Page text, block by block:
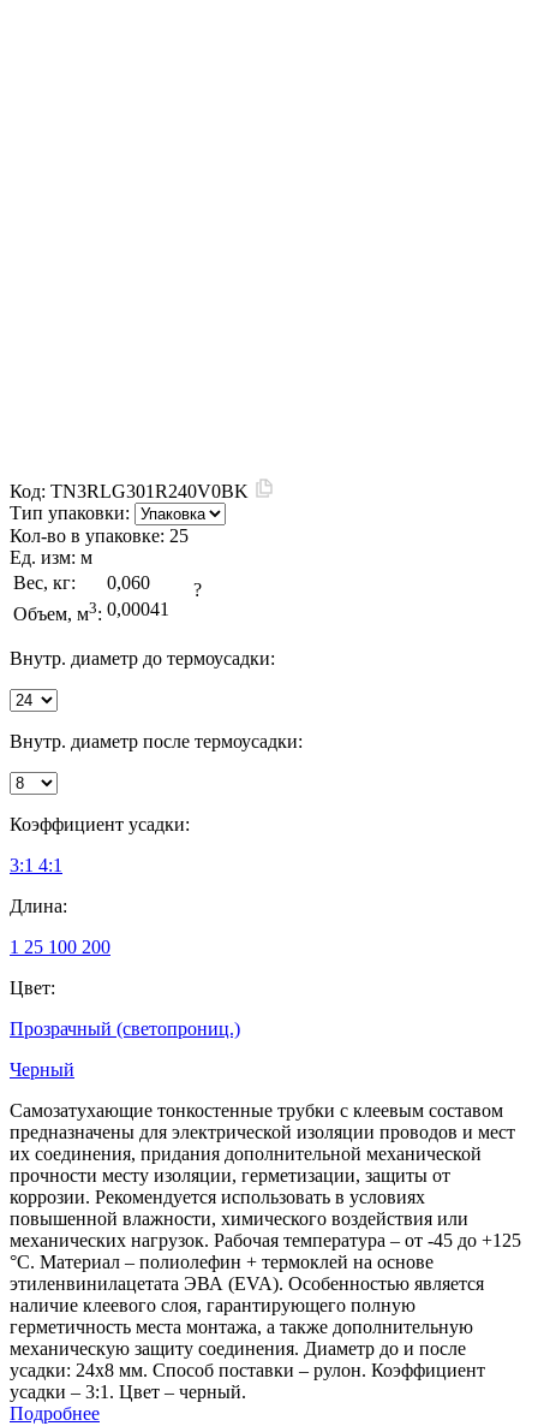
Код: TN3RLG301R240V0BK
Тип упаковки:
Кол-во в упаковке: 25
Ед. изм: м
Вес, кг:
0,060
Объем, м3: 0,00041
?
Внутр. диаметр до термоусадки:
Внутр. диаметр после термоусадки:
Коэффициент усадки:
3:1 4:1
Длина:
1 25 100 200
Цвет:
Прозрачный (светопрониц.)
Черный
Самозатухающие тонкостенные трубки с клеевым составом
предназначены для электрической изоляции проводов и мест
их соединения, придания дополнительной механической
прочности месту изоляции, герметизации, защиты от
коррозии. Рекомендуется использовать в условиях
повышенной влажности, химического воздействия или
механических нагрузок. Рабочая температура – от -45 до +125
°С. Материал – полиолефин + термоклей на основе
этиленвинилацетата ЭВА (EVA). Особенностью является
наличие клеевого слоя, гарантирующего полную
герметичность места монтажа, а также дополнительную
механическую защиту соединения. Диаметр до и после
усадки: 24х8 мм. Способ поставки – рулон. Коэффициент
усадки – 3:1. Цвет – черный.
Подробнее